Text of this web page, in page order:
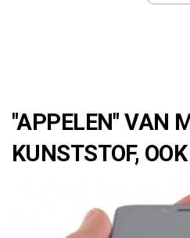
"APPELEN" VAN
KUNSTSTOF,